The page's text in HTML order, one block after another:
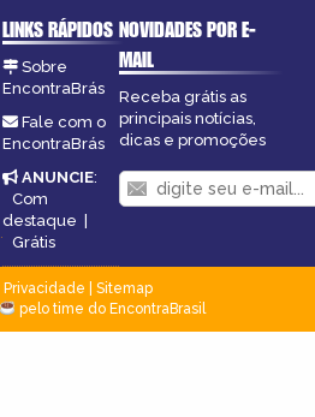
LINKS RÁPIDOS
Sobre
EncontraBrás
Fale com o
EncontraBrás
ANUNCIE:
Com
destaque |
Grátis
NOVIDADES POR E-
MAIL
Receba grátis as
principais notícias,
dicas e promoções
Privacidade
Sitemap
pelo time do EncontraBrasil